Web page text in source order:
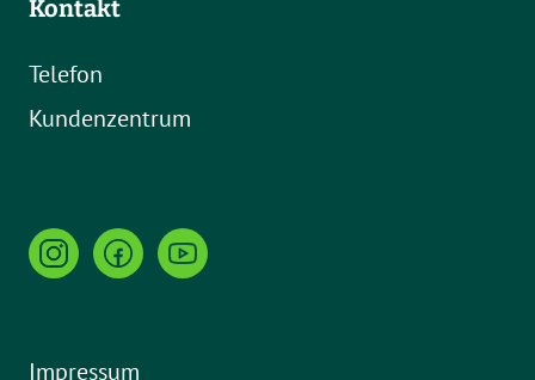
Kontakt
Telefon
Kundenzentrum
Impressum